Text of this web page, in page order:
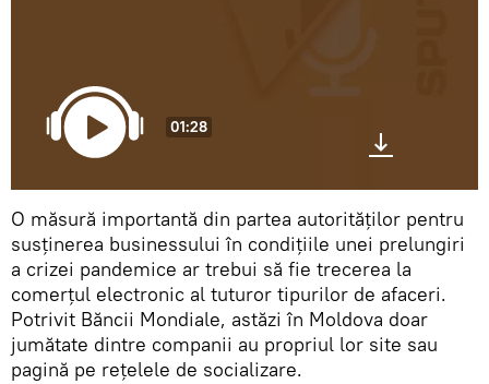
01:28
O măsură importantă din partea autorităților pentru
susținerea businessului în condițiile unei prelungiri
a crizei pandemice ar trebui să fie trecerea la
comerțul electronic al tuturor tipurilor de afaceri.
Potrivit Băncii Mondiale, astăzi în Moldova doar
jumătate dintre companii au propriul lor site sau
pagină pe rețelele de socializare.